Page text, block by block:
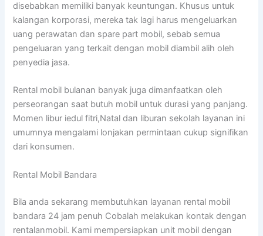
disebabkan memiliki banyak keuntungan. Khusus untuk
kalangan korporasi, mereka tak lagi harus mengeluarkan
uang perawatan dan spare part mobil, sebab semua
pengeluaran yang terkait dengan mobil diambil alih oleh
penyedia jasa.
Rental mobil bulanan banyak juga dimanfaatkan oleh
perseorangan saat butuh mobil untuk durasi yang panjang.
Momen libur iedul fitri,Natal dan liburan sekolah layanan ini
umumnya mengalami lonjakan permintaan cukup signifikan
dari konsumen.
Rental Mobil Bandara
Bila anda sekarang membutuhkan layanan rental mobil
bandara 24 jam penuh Cobalah melakukan kontak dengan
rentalanmobil. Kami mempersiapkan unit mobil dengan